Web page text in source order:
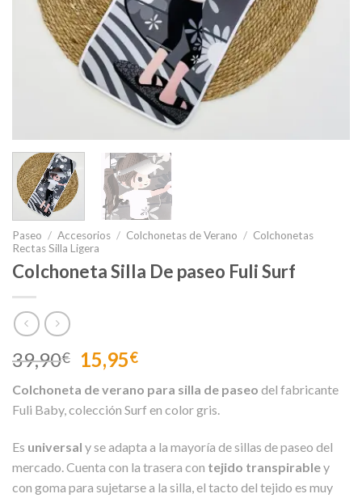
Paseo / Accesorios / Colchonetas de Verano / Colchonetas
Rectas Silla Ligera
Colchoneta Silla De paseo Fuli Surf
39,90€
El
precio
original
era:
15,95€El
actual
es:
Colchoneta de verano para silla de paseo del fabricante
Fuli Baby, colección Surf en color gris.
Es universal y se adapta a la mayoría de sillas de paseo del
mercado. Cuenta con la trasera con tejido transpirabley
con goma para sujetarse a la silla, el tacto del tejido es muy